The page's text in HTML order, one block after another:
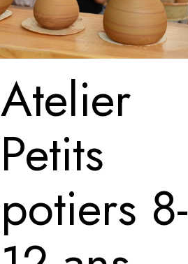
Atelier
Petits
potiers 8-